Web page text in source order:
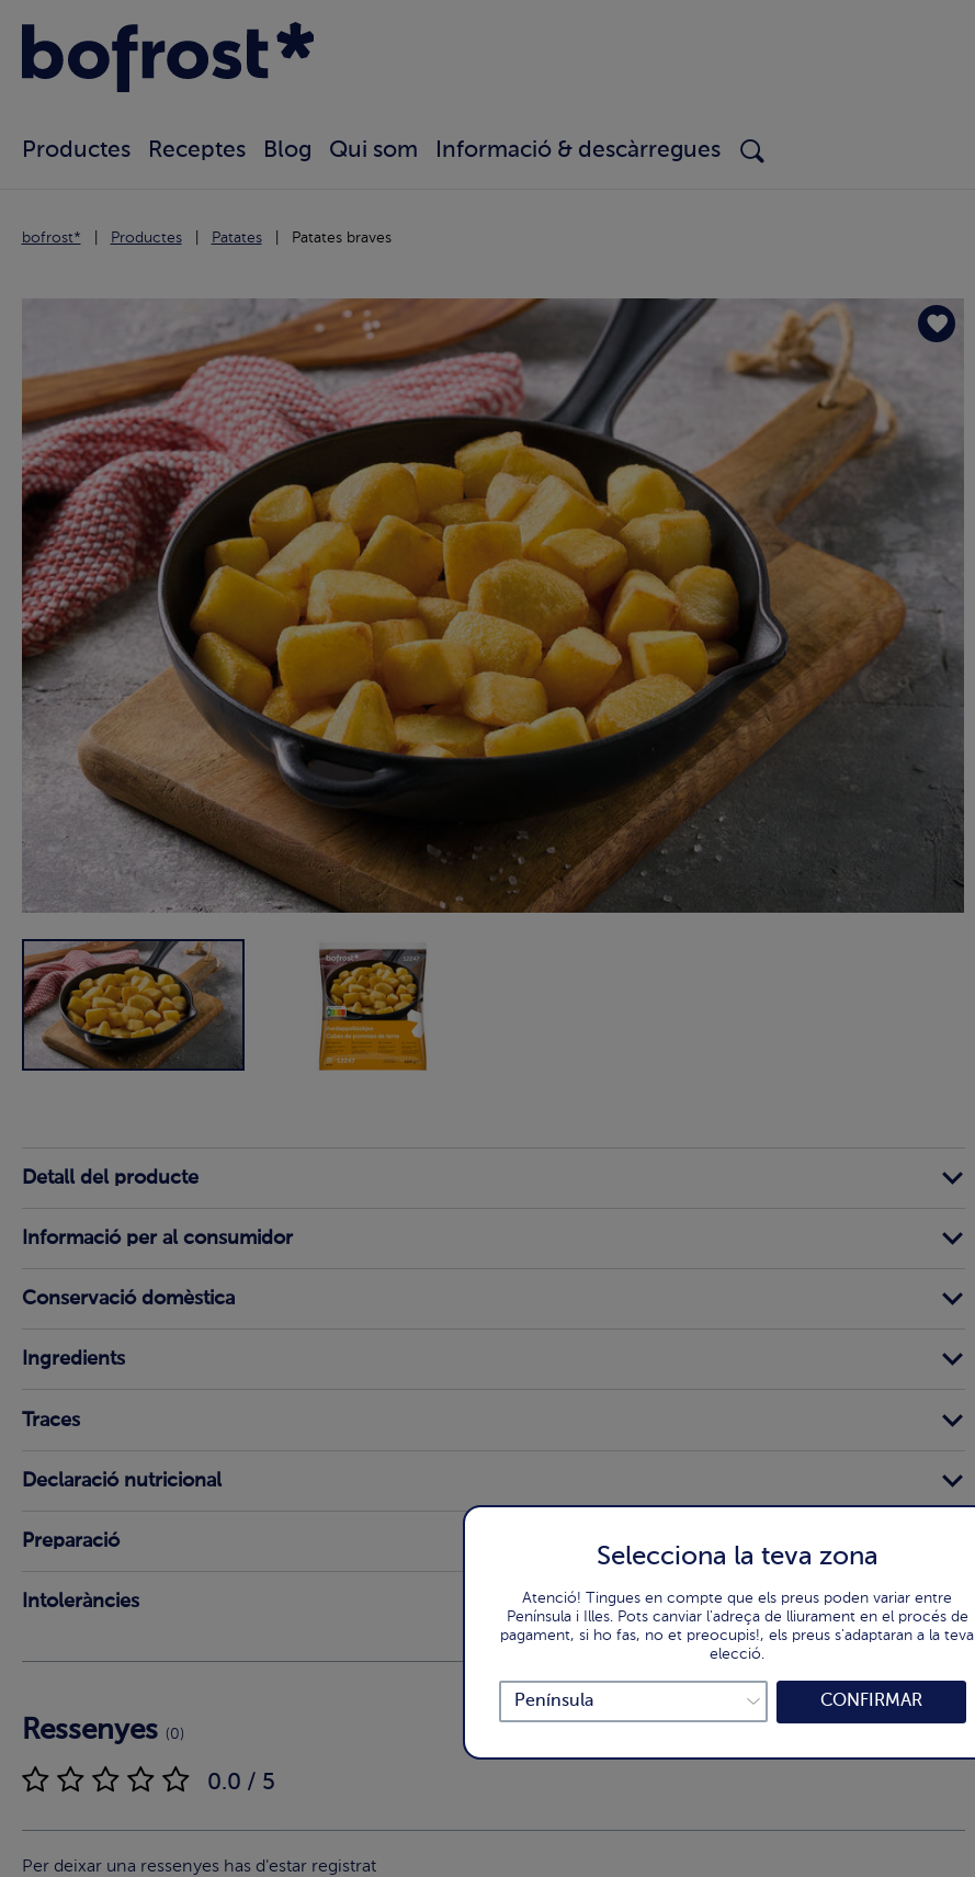
Productes Receptes Blog Qui som Informació & descàrregues
bofrost* Productes Patates Patates braves
Detall del producte
Informació per al consumidor
Conservació domèstica
Ingredients
Traces
Declaració nutricional
Preparació
Intoleràncies
Ressenyes (0)
0.0 / 5
Per deixar una ressenyes has d'estar registrat
Selecciona la teva zona
Atenció! Tingues en compte que els preus poden variar entre
Península i Illes. Pots canviar l'adreça de lliurament en el procés de
pagament, si ho fas, no et preocupis!, els preus s'adaptaran a la teva
elecció.
CONFIRMAR